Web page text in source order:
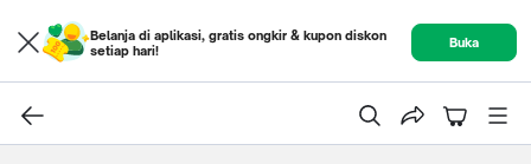
Belanja di aplikasi, gratis ongkir & kupon diskon
setiap hari!
Buka